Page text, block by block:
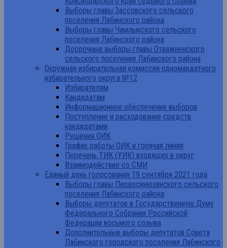
Выборы главы Зассовского сельского
поселения Лабинского района
Выборы главы Чамлыкского сельского
поселения Лабинского района
Досрочные выборы главы Отважненского
сельского поселения Лабинского района
Окружная избирательная комиссия одномандатного
избирательного округа №12
Избирателям
Кандидатам
Информационное обеспечение выборов
Поступление и расходование средств
кандидатами
Решения ОИК
График работы ОИК и горячая линия
Перечень ТИК (УИК) входящих в округ
Взаимодействие со СМИ
Единый день голосования 19 сентября 2021 года
Выборы главы Первосинюхинского сельского
поселения Лабинского района
Выборы депутатов в Государственную Думу
Федерального Собрания Российской
Федерации восьмого созыва
Дополнительные выборы депутатов Совета
Лабинского городского поселения Лабинского